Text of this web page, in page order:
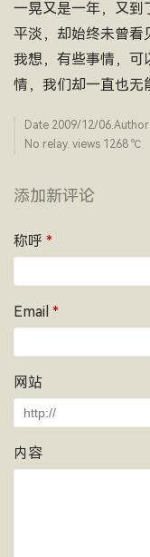
一晃又是一年，又到
平淡，却始终未曾看
我想，有些事情，可
情，我们却一直也无
Date 2009/12/06.Author
No relay. views 1268 ­℃
添加新评论
称呼 *
Email *
网站
内容